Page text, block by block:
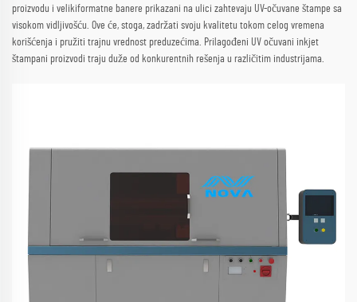
proizvodu i velikiformatne banere prikazani na ulici zahtevaju UV-očuvane štampe sa
visokom vidljivošću. Ove će, stoga, zadržati svoju kvalitetu tokom celog vremena
korišćenja i pružiti trajnu vrednost preduzećima. Prilagođeni UV očuvani inkjet
štampani proizvodi traju duže od konkurentnih rešenja u različitim industrijama.